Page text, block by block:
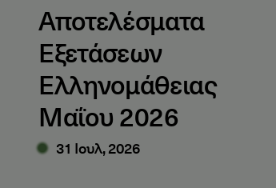
Αποτελέσματα
Εξετάσεων
Ελληνομάθειας
Μαΐου 2026
31 Ιουλ, 2026